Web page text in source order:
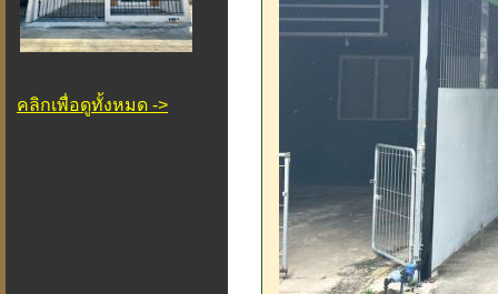
คลิกเพื่อดูทั้งหมด ->